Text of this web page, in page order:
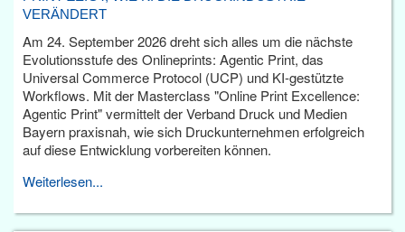
VERÄNDERT
Am 24. September 2026 dreht sich alles um die nächste
Evolutionsstufe des Onlineprints: Agentic Print, das
Universal Commerce Protocol (UCP) und KI-gestützte
Workflows. Mit der Masterclass "Online Print Excellence:
Agentic Print" vermittelt der Verband Druck und Medien
Bayern praxisnah, wie sich Druckunternehmen erfolgreich
auf diese Entwicklung vorbereiten können.
Weiterlesen...